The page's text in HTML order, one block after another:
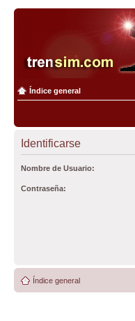
Índice general
Identificarse
Nombre de Usuario:
Contraseña:
Índice general